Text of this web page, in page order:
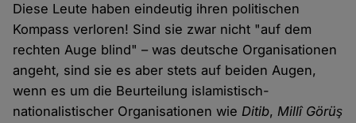
Diese Leute haben eindeutig ihren politischen
Kompass verloren! Sind sie zwar nicht "auf dem
rechten Auge blind" – was deutsche Organisationen
angeht, sind sie es aber stets auf beiden Augen,
wenn es um die Beurteilung islamistisch-
nationalistischer Organisationen wieDitib,Millî Görüş